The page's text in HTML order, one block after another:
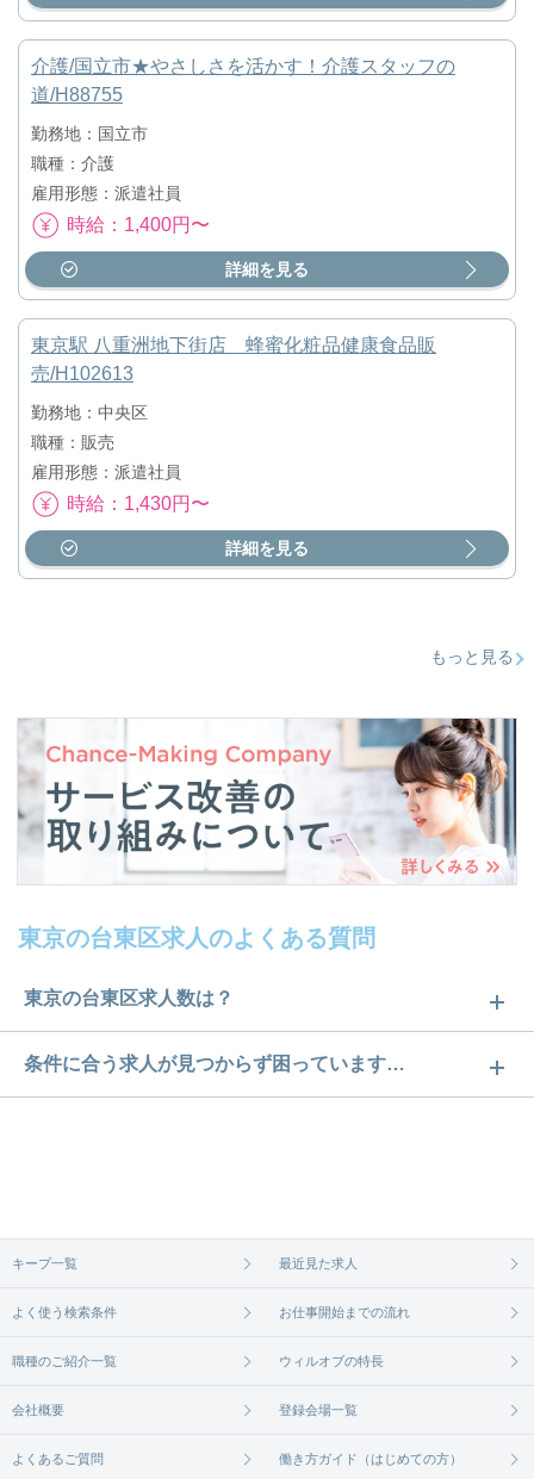
介護/国立市★やさしさを活かす！介護スタッフの
道/H88755
勤務地：国立市
職種：介護
雇用形態：派遣社員
時給：1,400円〜
詳細を見る
東京駅 八重洲地下街店 蜂蜜化粧品健康食品販
売/H102613
勤務地：中央区
職種：販売
雇用形態：派遣社員
時給：1,430円〜
詳細を見る
もっと見る
東京の台東区求人のよくある質問
東京の台東区求人数は？
東京の台東区求人数は39件です。どのような求人が
あるかぜひチェックしてみてください。
条件に合う求人が見つからず困っています…
無料相談の登録はコチラから
キープ一覧 最近見た求人
よく使う検索条件 お仕事開始までの流れ
職種のご紹介一覧 ウィルオブの特長
会社概要 登録会場一覧
よくあるご質問 働き方ガイド（はじめての方）